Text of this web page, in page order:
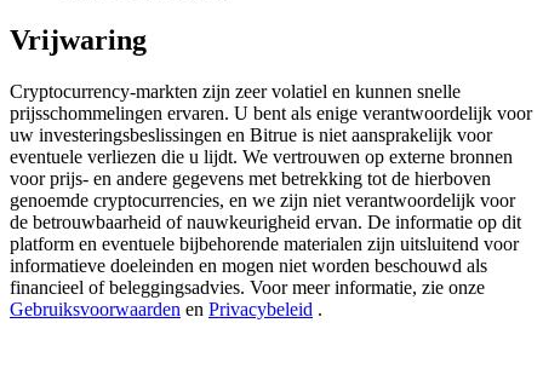
Share 500000 CASHCAT prize pool
Exclusive for BitMart Users
Register & Trade to Win 500,000 USDT
Vrijwaring
Cryptocurrency-markten zijn zeer volatiel en kunnen snelle
prijsschommelingen ervaren. U bent als enige verantwoordelijk voor
uw investeringsbeslissingen en Bitrue is niet aansprakelijk voor
eventuele verliezen die u lijdt. We vertrouwen op externe bronnen
voor prijs- en andere gegevens met betrekking tot de hierboven
genoemde cryptocurrencies, en we zijn niet verantwoordelijk voor
de betrouwbaarheid of nauwkeurigheid ervan. De informatie op dit
platform en eventuele bijbehorende materialen zijn uitsluitend voor
informatieve doeleinden en mogen niet worden beschouwd als
financieel of beleggingsadvies. Voor meer informatie, zie onze
Gebruiksvoorwaarden en Privacybeleid .